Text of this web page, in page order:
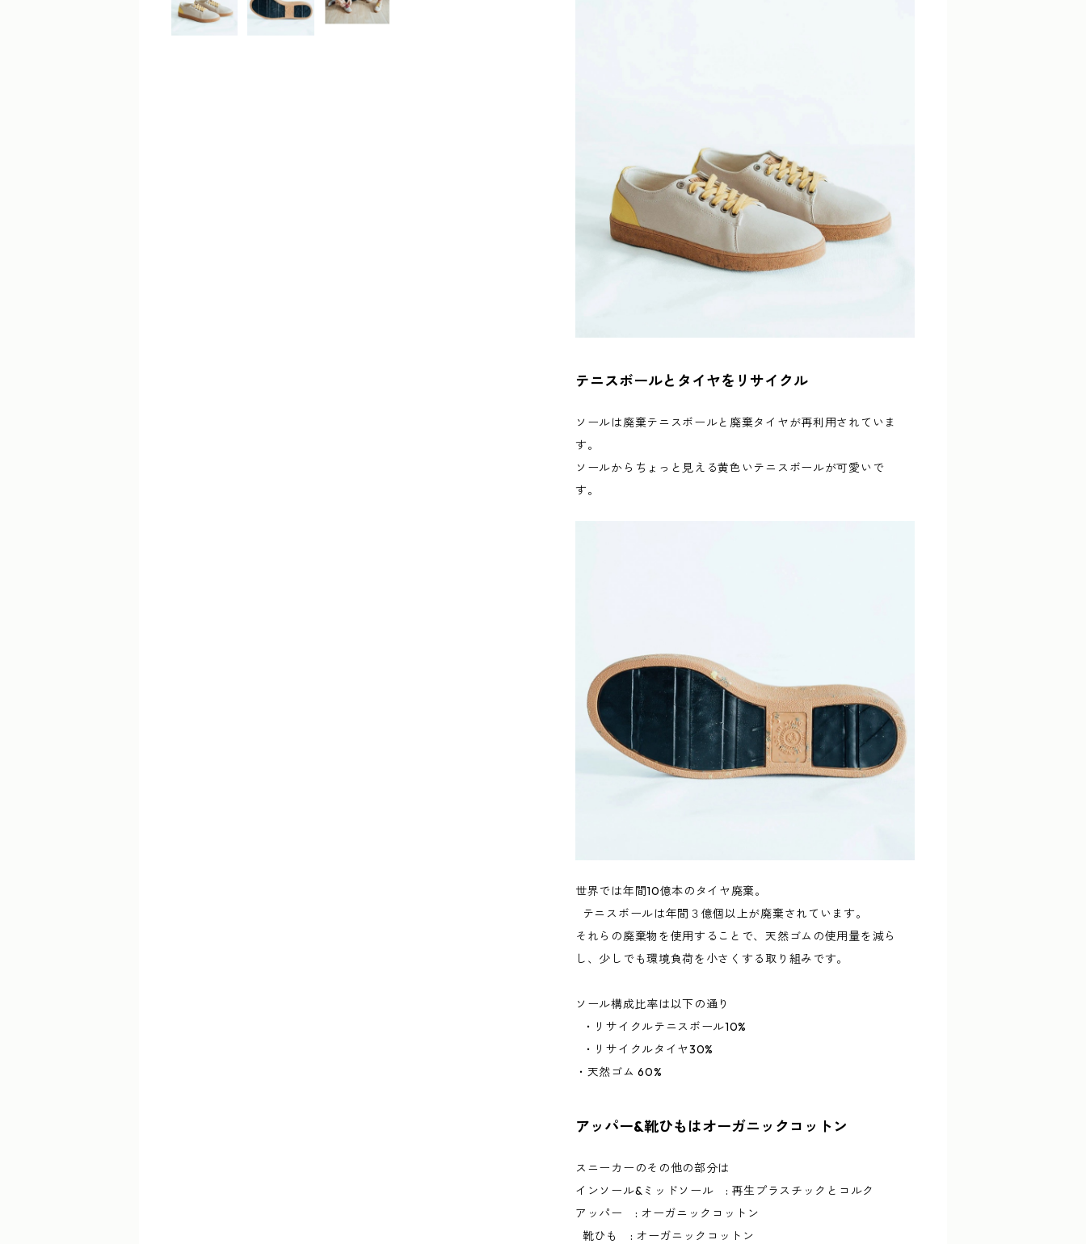
テニスボールとタイヤをリサイクル
ソールは廃棄テニスボールと廃棄タイヤが再利用されていま
す。
ソールからちょっと見える黄色いテニスボールが可愛いで
す。
世界では年間10億本のタイヤ廃棄。
テニスボールは年間３億個以上が廃棄されています。
それらの廃棄物を使用することで、天然ゴムの使用量を減ら
し、少しでも環境負荷を小さくする取り組みです。
ソール構成比率は以下の通り
・リサイクルテニスボール10%
・リサイクルタイヤ30%
・天然ゴム 60%
アッパー&靴ひもはオーガニックコットン
スニーカーのその他の部分は
インソール&ミッドソール : 再生プラスチックとコルク
アッパー : オーガニックコットン
靴ひも : オーガニックコットン